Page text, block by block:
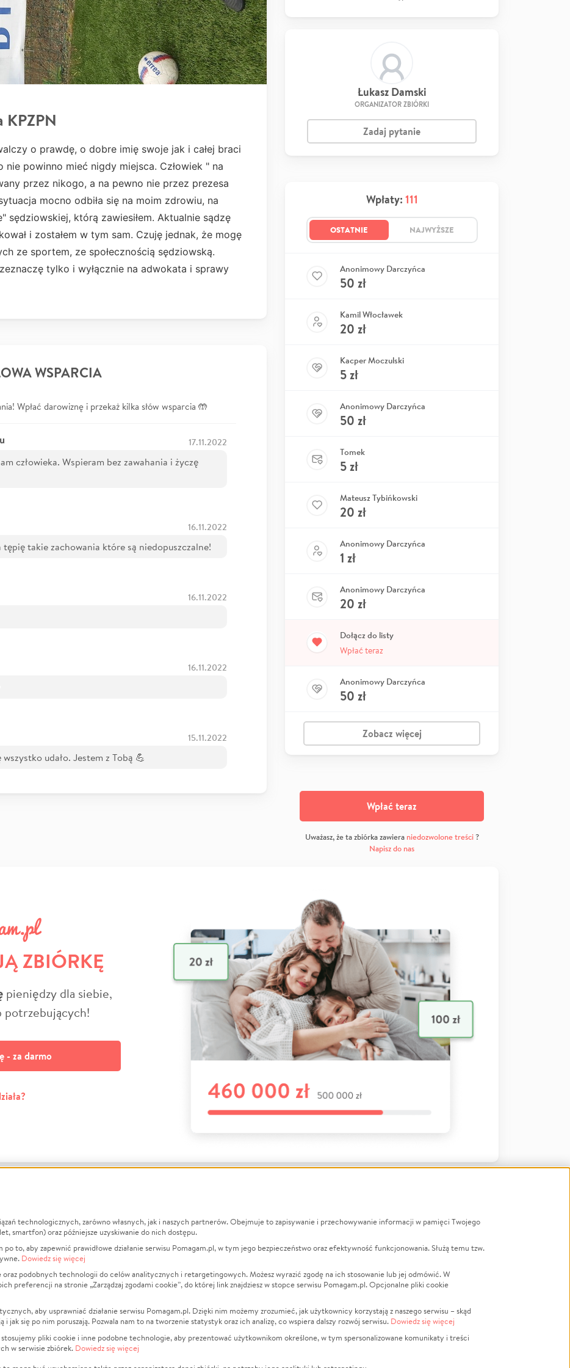
KPZPN
o prawdę, o dobre imię swoje jak i całej braci
nie powinno mieć nigdy miejsca. Człowiek " na
przez nikogo, a na pewno nie przez prezesa
mocno odbiła się na moim zdrowiu, na
sędziowskiej, którą zawiesiłem. Aktualnie sądzę
i zostałem w tym sam. Czuję jednak, że mogę
ze sportem, ze społecznością sędziowską.
tylko i wyłącznie na adwokata i sprawy
WSPARCIA
Wpłać darowiznę i przekaż kilka słów wsparcia 🤲
17.11.2022
człowieka. Wspieram bez zawahania i życzę
16.11.2022
tępię takie zachowania które są niedopuszczalne!
16.11.2022
16.11.2022
15.11.2022
udało. Jestem z Tobą 💪
Łukasz Damski
ORGANIZATOR ZBIÓRKI
Zadaj pytanie
Wpłaty: 111
OSTATNIE NAJWYŻSZE
Anonimowy Darczyńca
50 zł
Kamil Włocławek
20 zł
Kacper Moczulski
5zł
Anonimowy Darczyńca
50 zł
Tomek
5zł
Mateusz Tybińkowski
20 zł
Anonimowy Darczyńca
1 zł
Anonimowy Darczyńca
20 zł
Dołącz do listy
Wpłać teraz
Anonimowy Darczyńca
50 zł
Zobacz więcej
Wpłać teraz
Uważasz, że ta zbiórka zawiera niedozwolone treści?
Napisz do nas
ZBIÓRKĘ
pieniędzy dla siebie,
potrzebujących!
- za darmo
to działa?
Prywatności
Porównanie serwisów
plików cookie
zgodami cookie
O nas
Opinie
Raporty
Za darmo
Dla NGO
Fundacja Pomagam.pl
Zbieraj na
Leczenie
Zwierzęta
Pożar
Sport
Pomoc Finansowa
Pogrzeb
LGBTQ+
Powódź
Wichura
Religia
Edukacja
technologicznych, zarówno własnych, jak i naszych partnerów. Obejmuje to zapisywanie i przechowywanie informacji w pamięci Twojego
smartfon) oraz późniejsze uzyskiwanie do nich dostępu.
to, aby zapewnić prawidłowe działanie serwisu Pomagam.pl, w tym jego bezpieczeństwo oraz efektywność funkcjonowania. Służą temu tzw.
Dowiedz się więcej
oraz podobnych technologii do celów analitycznych i retargetingowych. Możesz wyrazić zgodę na ich stosowanie lub jej odmówić. W
preferencji na stronie „Zarządzaj zgodami cookie”, do której link znajdziesz w stopce serwisu Pomagam.pl. Opcjonalne pliki cookie
aby usprawniać działanie serwisu Pomagam.pl. Dzięki nim możemy zrozumieć, jak użytkownicy korzystają z naszego serwisu – skąd
i jak się po nim poruszają. Pozwala nam to na tworzenie statystyk oraz ich analizę, co wspiera dalszy rozwój serwisu. Dowiedz się więcej
pliki cookie i inne podobne technologie, aby prezentować użytkownikom określone, w tym spersonalizowane komunikaty i treści
w serwisie zbiórek. Dowiedz się więcej